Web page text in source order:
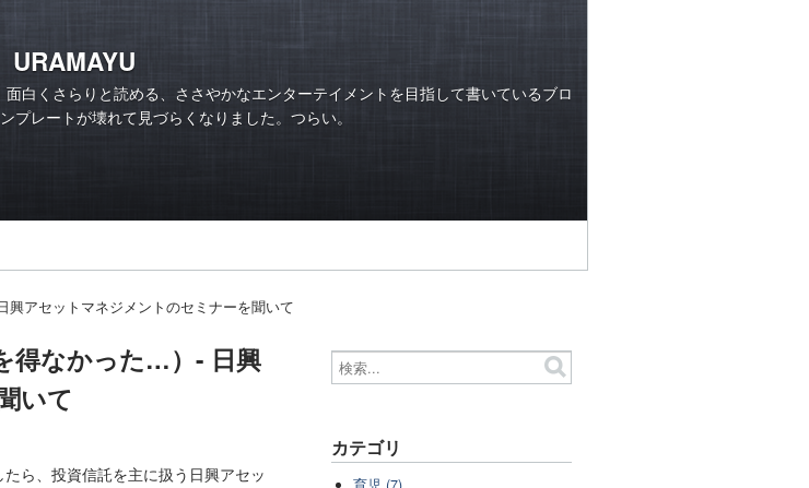
URAMAYU
白くさらりと読める、ささやかなエンターテイメントを目指して書いているブロ
プレートが壊れて見づらくなりました。つらい。
アセットマネジメントのセミナーを聞いて
得なかった…）- 日興
いて
ら、投資信託を主に扱う日興アセッ
カテゴリ